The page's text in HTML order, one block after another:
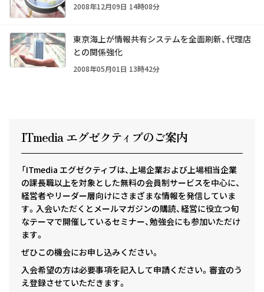
2008年12月09日 14時08分
東京海上が情報共有システムを全面刷新、代理店
との関係強化
2008年05月01日 13時42分
ITmedia エグゼクティ ブのご案内
「ITmedia エグゼクティブは、上場企業および上場相当企業
の課長職以上を対象とした無料の会員制サービスを中心に、
経営者やリーダー層向けにさまざまな情報を発信していま
す。入会いただくとメールマガジンの購読、経営に役立つ旬
なテーマで開催しているセミナー、勉強会にも参加いただけ
ます。
ぜひこの機会にお申し込みください。
入会希望の方は必要事項を記入して申請ください。審査のう
え登録させていただきます。